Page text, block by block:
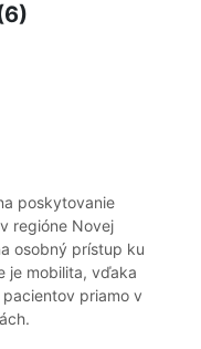
poskytovanie
regióne Novej
osobný prístup ku
je mobilita, vďaka
priamo v